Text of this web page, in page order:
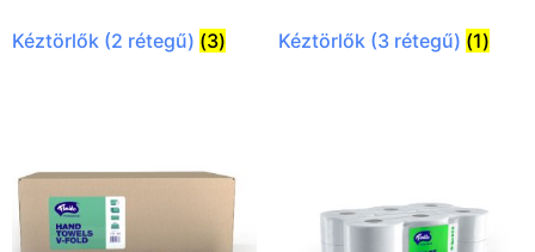
Kéztörlők (2 rétegű) (3) Kéztörlők (3 rétegű) (1)